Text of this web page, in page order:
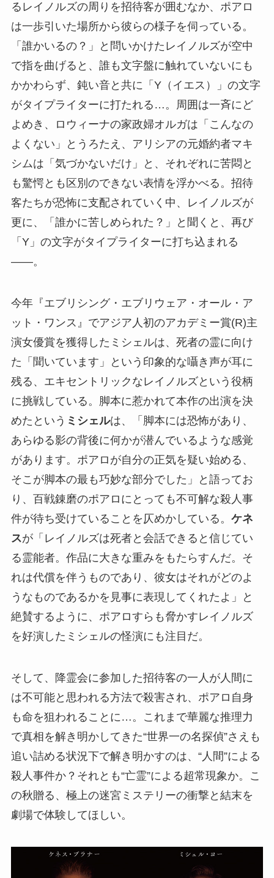
るレイノルズの周りを招待客が囲むなか、ポアロ
は一歩引いた場所から彼らの様子を伺っている。
「誰かいるの？」と問いかけたレイノルズが空中
で指を曲げると、誰も文字盤に触れていないにも
かかわらず、鈍い音と共に「Y（イエス）」の文字
がタイプライターに打たれる…。周囲は一斉にど
よめき、ロウィーナの家政婦オルガは「こんなの
よくない」とうろたえ、アリシアの元婚約者マキ
シムは「気づかないだけ」と、それぞれに苦悶と
も驚愕とも区別のできない表情を浮かべる。招待
客たちが恐怖に支配されていく中、レイノルズが
更に、「誰かに苦しめられた？」と聞くと、再び
「Y」の文字がタイプライターに打ち込まれる
――。
今年『エブリシング・エブリウェア・オール・ア
ット・ワンス』でアジア人初のアカデミー賞(R)主
演女優賞を獲得したミシェルは、死者の霊に向け
た「聞いています」という印象的な囁き声が耳に
残る、エキセントリックなレイノルズという役柄
に挑戦している。脚本に惹かれて本作の出演を決
めたという ミシェルは、「脚本には恐怖があり、
あらゆる影の背後に何かが潜んでいるような感覚
があります。ポアロが自分の正気を疑い始める、
そこが脚本の最も巧妙な部分でした」と語ってお
り、百戦錬磨のポアロにとっても不可解な殺人事
件が待ち受けていることを仄めかしている。 ケネ
スが「レイノルズは死者と会話できると信じてい
る霊能者。作品に大きな重みをもたらすんだ。そ
れは代償を伴うものであり、彼女はそれがどのよ
うなものであるかを見事に表現してくれたよ」と
絶賛するように、ポアロすらも脅かすレイノルズ
を好演したミシェルの怪演にも注目だ。
そして、降霊会に参加した招待客の一人が人間に
は不可能と思われる方法で殺害され、ポアロ自身
も命を狙われることに…。これまで華麗な推理力
で真相を解き明かしてきた“世界一の名探偵”さえも
追い詰める状況下で解き明かすのは、“人間”による
殺人事件か？それとも“亡霊”による超常現象か。こ
の秋贈る、極上の迷宮ミステリーの衝撃と結末を
劇場で体験してほしい。